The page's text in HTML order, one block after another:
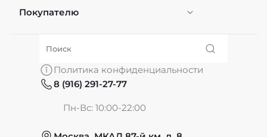
Отправить
Персонификация
Покупателю
О нас
Политика конфиденциальности
8 (916) 291-27-77
Пн-Вс: 10:00-22:00